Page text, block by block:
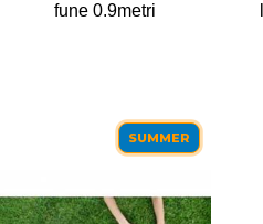
fune 0.9metri
SUMMER